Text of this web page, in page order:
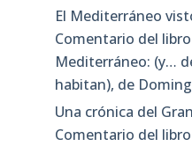
El Mediterráneo
Comentario del
Mediterráneo: (y…
habitan), de
Una crónica del
Comentario del